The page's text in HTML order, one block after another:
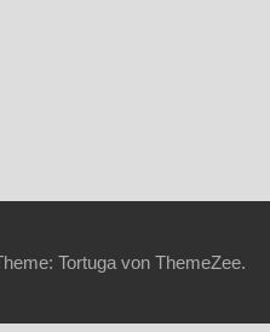
Tortuga von ThemeZee.